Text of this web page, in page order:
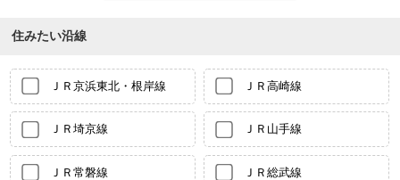
住みたい沿線
ＪＲ京浜東北・根岸線 ＪＲ高崎線
ＪＲ埼京線 ＪＲ山手線
ＪＲ常磐線 ＪＲ総武線